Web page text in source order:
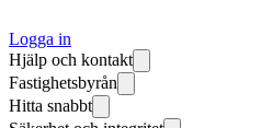
Logga in
Hjälp och kontakt
Fastighetsbyrån
Hitta snabbt